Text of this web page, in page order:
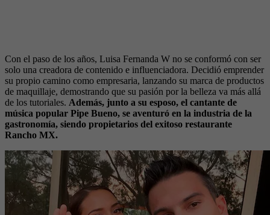
Con el paso de los años, Luisa Fernanda W no se conformó con ser
solo una creadora de contenido e influenciadora. Decidió emprender
su propio camino como empresaria, lanzando su marca de productos
de maquillaje, demostrando que su pasión por la belleza va más allá
de los tutoriales. Además, junto a su esposo, el cantante de
música popular Pipe Bueno, se aventuró en la industria de la
gastronomía, siendo propietarios del exitoso restaurante
Rancho MX.